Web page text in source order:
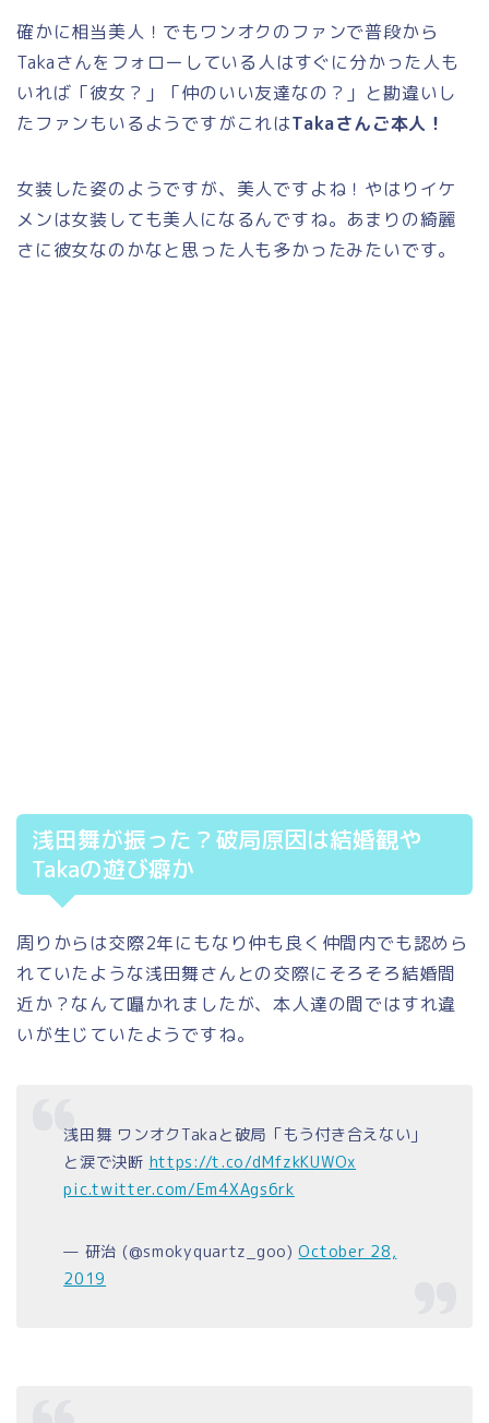
確かに相当美人！でもワンオクのファンで普段から
Takaさんをフォローしている人はすぐに分かった人も
いれば「彼女？」「仲のいい友達なの？」と勘違いし
たファンもいるようですがこれはTakaさんご本人！
女装した姿のようですが、美人ですよね！やはりイケ
メンは女装しても美人になるんですね。あまりの綺麗
さに彼女なのかなと思った人も多かったみたいです。
浅田舞が振った？破局原因は結婚観や
Takaの遊び癖か
周りからは交際2年にもなり仲も良く仲間内でも認めら
れていたような浅田舞さんとの交際にそろそろ結婚間
近か？なんて囁かれましたが、本人達の間ではすれ違
いが生じていたようですね。
浅田舞 ワンオクTakaと破局「もう付き合えない」
と涙で決断 https://t.co/dMfzkKUWOx
pic.twitter.com/Em4XAgs6rk
— 研治 (@smokyquartz_goo)October 28,
2019